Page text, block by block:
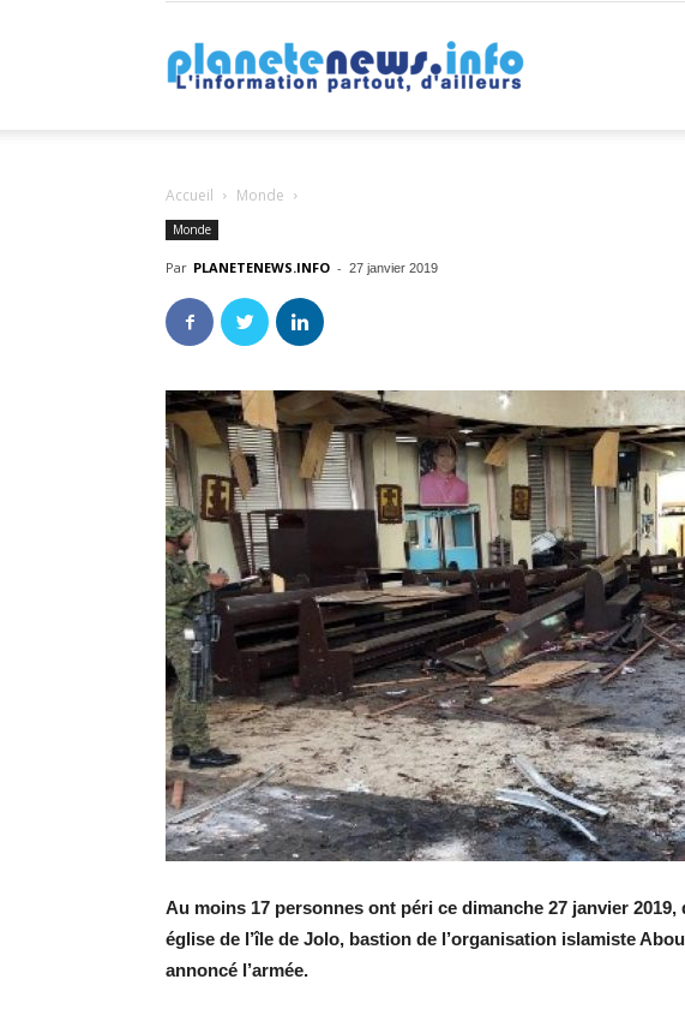
Accueil Monde
Monde
Par PLANETENEWS.INFO - 27 janvier 2019
Au moins 17 personnes ont péri ce dimanche 27 janvier
église de l’île de Jolo, bastion de l’organisation islamiste
annoncé l’armée.